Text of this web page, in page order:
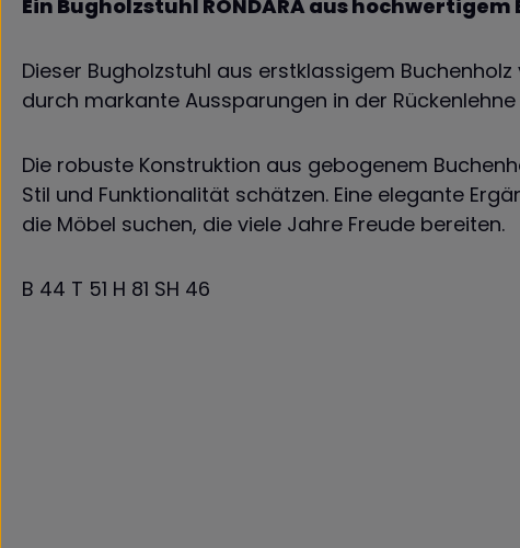
Ein Bugholzstuhl RONDARA aus
Dieser Bugholzstuhl aus erstklassigem
durch markante Aussparungen in der
Die robuste Konstruktion aus gebogenem
Stil und Funktionalität schätzen. Eine elegante
die Möbel suchen, die viele Jahre Freude bereiten.
B 44 T 51 H 81 SH 46